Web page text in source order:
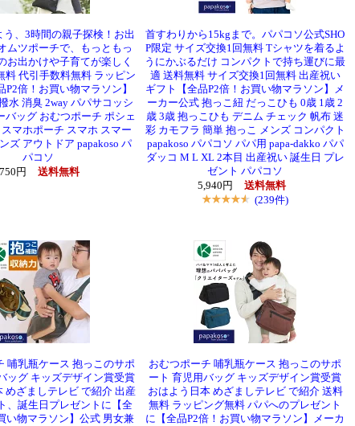
う、3時間の親子探検！お出
ムツポーチで、もっともっ
お出かけや子育てが楽しく
料 代引手数料無料 ラッピン
P2倍！お買い物マラソン】
水 消臭 2way パパサコッシ
バッグ おむつポーチ ポシェ
マホポーチ スマホ スマー
ズ アウトドア papakoso パ
パコソ
円
送料無料
首すわりから15kgまで。パパコソ公式SHO
P限定 サイズ交換1回無料 Tシャツを着るよ
うにかぶるだけ コンパクトで持ち運びに最
適 送料無料 サイズ交換1回無料 出産祝い
ギフト【全品P2倍！お買い物マラソン】メ
ーカー公式 抱っこ紐 だっこひも 0歳 1歳 2
歳 3歳 抱っこひも デニム チェック 帆布 迷
彩 カモフラ 簡単 抱っこ メンズ コンパクト
papakoso パパコソ パパ用 papa-dakko パパ
ダッコ M L XL 2本目 出産祝い 誕生日 プレ
ゼント パパコソ
5,940円
送料無料
(239件)
哺乳瓶ケース 抱っこのサポ
ッグ キッズデザイン賞受賞
めざましテレビ で紹介 出産
、誕生日プレゼントに【全
い物マラソン】公式 男女兼
おむつポーチ 哺乳瓶ケース 抱っこのサポ
ート 育児用バッグ キッズデザイン賞受賞
おはよう日本 めざましテレビ で紹介 送料
無料 ラッピング無料 パパへのプレゼント
に【全品P2倍！お買い物マラソン】メーカ